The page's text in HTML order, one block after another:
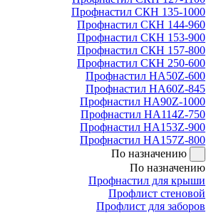
Профнастил СКН 135-1000
Профнастил СКН 144-960
Профнастил СКН 153-900
Профнастил СКН 157-800
Профнастил СКН 250-600
Профнастил НА50Z-600
Профнастил НА60Z-845
Профнастил НА90Z-1000
Профнастил НА114Z-750
Профнастил НА153Z-900
Профнастил НА157Z-800
По назначению
По назначению
Профнастил для крыши
Профлист стеновой
Профлист для заборов